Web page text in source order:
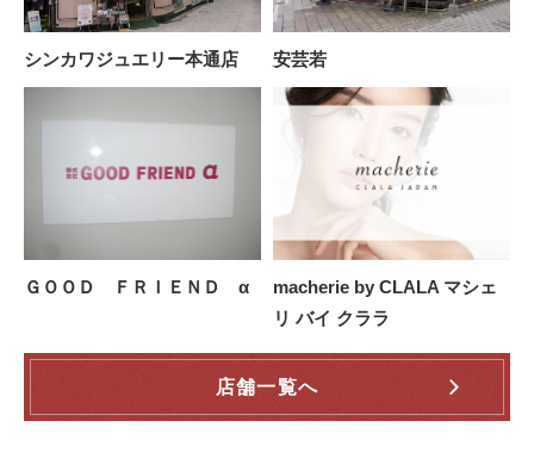
シンカワジュエリー本通店 安芸若
ＧＯＯＤ ＦＲＩＥＮＤ α
macherie by CLALA マシェ
リ バイ クララ
店舗一覧へ